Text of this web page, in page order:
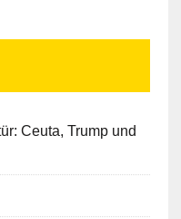
Ceuta, Trump und